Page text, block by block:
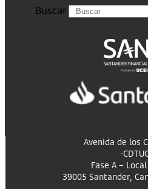
Buscar
Avenida de los
-
Fase A –
39005 Santander,